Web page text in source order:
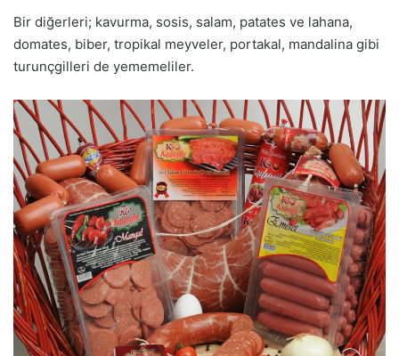
Bir diğerleri; kavurma, sosis, salam, patates ve lahana,
domates, biber, tropikal meyveler, portakal, mandalina gibi
turunçgilleri de yememeliler.